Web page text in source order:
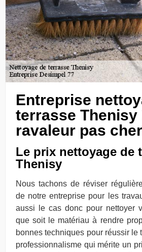
Entreprise
terrasse Thenisy
ravaleur pas cher
Le prix nettoyage de
Thenisy
Nous tachons de réviser
de notre entreprise pour les
aussi le cas donc pour nettoyer
que soit le matériau à rendre
bonnes techniques pour réussir le
professionnalisme qui mérite un